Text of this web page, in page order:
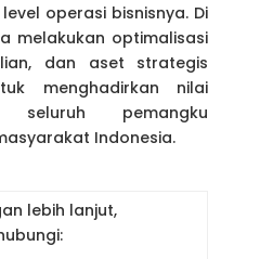
operasi bisnisnya. Di
melakukan optimalisasi
dan aset strategis
menghadirkan nilai
pemangku
Indonesia.
lebih lanjut,